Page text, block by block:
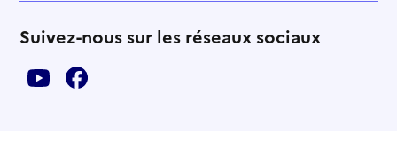
Suivez-nous sur les réseaux sociaux